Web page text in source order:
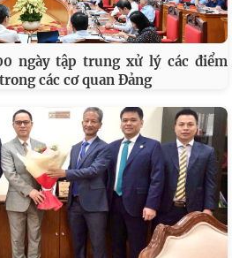
ngày tập trung xử lý các điểm
các cơ quan Đảng